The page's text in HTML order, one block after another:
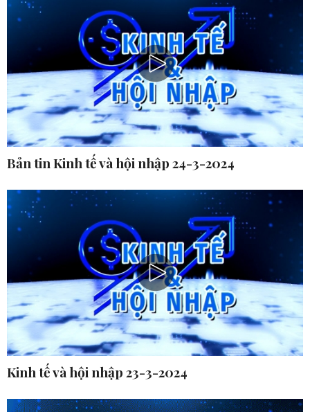
Bản tin Kinh tế và hội nhập 24-3-2024
Kinh tế và hội nhập 23-3-2024